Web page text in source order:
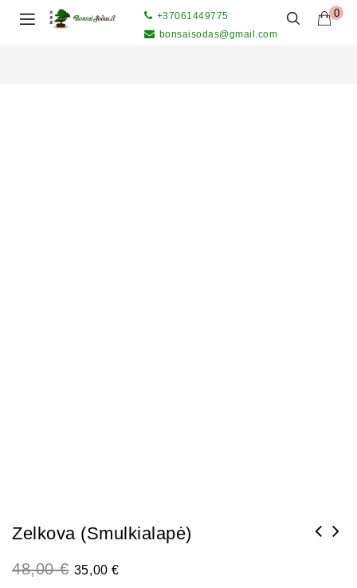
0
+37061449775
bonsaisodas@gmail.com
Zelkova (smulkialapė)
48,00€ 35,00€